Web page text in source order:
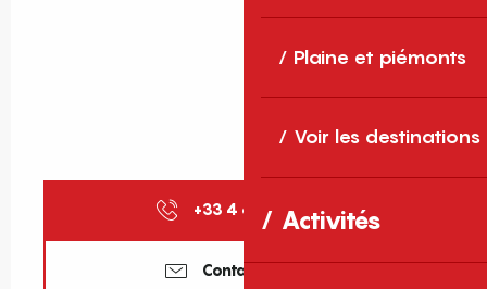
Plaine et piémonts
Voir les destinations
Activités
+33 4 68 96 36 ▒▒
Contactez-nous